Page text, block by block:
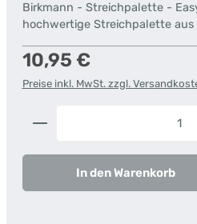
Birkmann - Streichpalette -
hochwertige Streichpalette aus
Regulärer Preis:
10,95 €
Preise inkl. MwSt. zzgl.
Produkt Anzahl: Gib
In den Warenkorb